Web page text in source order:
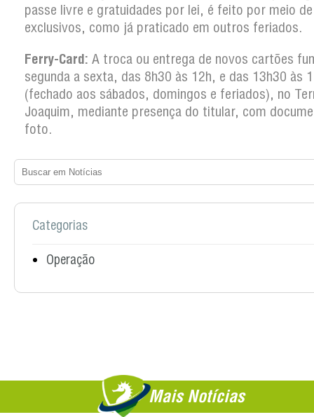
passe livre e gratuidades por lei, é feito por meio
exclusivos, como já praticado em outros feriados.
Ferry-Card: A troca ou entrega de novos cartões
segunda a sexta, das 8h30 às 12h, e das 13h30 às
(fechado aos sábados, domingos e feriados), no
Joaquim, mediante presença do titular, com
foto.
Categorias
Operação
Mais Notícias